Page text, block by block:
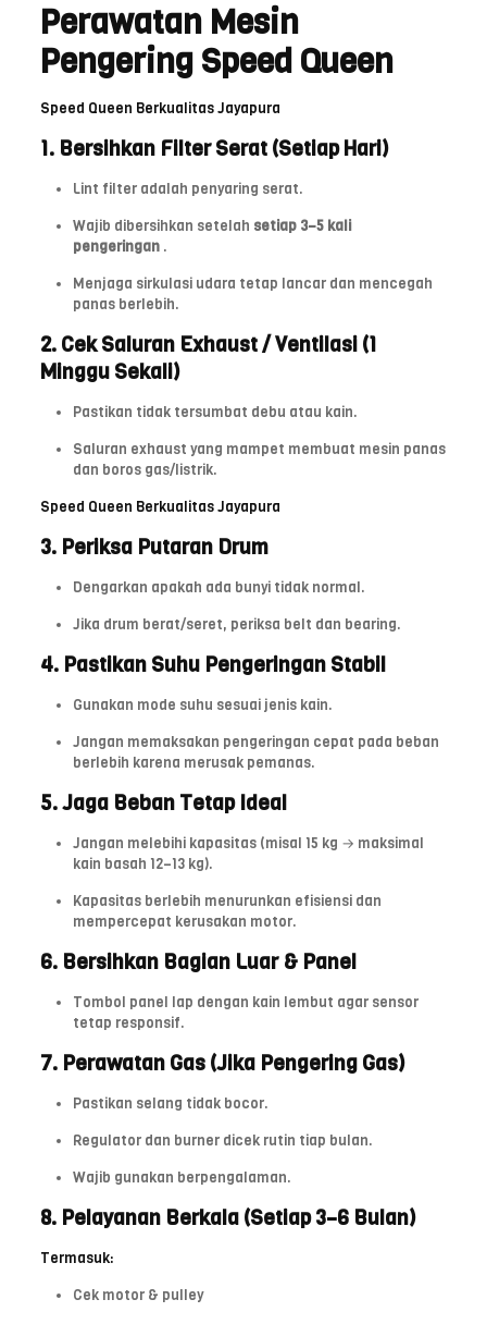
Perawatan Mesin
Pengering Speed ​​Queen
Speed ​​Queen Berkualitas Jayapura
1. Bersihkan Filter Serat (Setiap Hari)
Lint filter adalah penyaring serat.
Wajib dibersihkan setelah setiap 3–5 kali
pengeringan.
Menjaga sirkulasi udara tetap lancar dan mencegah
panas berlebih.
2. Cek Saluran Exhaust / Ventilasi (1
Minggu Sekali)
Pastikan tidak tersumbat debu atau kain.
Saluran exhaust yang mampet membuat mesin panas
dan boros gas/listrik.
Speed ​​Queen Berkualitas Jayapura
3. Periksa Putaran Drum
Dengarkan apakah ada bunyi tidak normal.
Jika drum berat/seret, periksa belt dan bearing.
4. Pastikan Suhu Pengeringan Stabil
Gunakan mode suhu sesuai jenis kain.
Jangan memaksakan pengeringan cepat pada beban
berlebih karena merusak pemanas.
5. Jaga Beban Tetap Ideal
Jangan melebihi kapasitas (misal 15 kg → maksimal
kain basah 12–13 kg).
Kapasitas berlebih menurunkan efisiensi dan
mempercepat kerusakan motor.
6. Bersihkan Bagian Luar & Panel
Tombol panel lap dengan kain lembut agar sensor
tetap responsif.
7. Perawatan Gas (Jika Pengering Gas)
Pastikan selang tidak bocor.
Regulator dan burner dicek rutin tiap bulan.
Wajib gunakan berpengalaman.
8. Pelayanan Berkala (Setiap 3–6 Bulan)
Termasuk:
Cek motor & pulley